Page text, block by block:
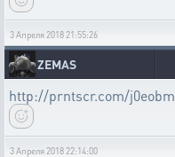
3 Апреля 2018 21:55:26
ZEMAS
http://prntscr.com/j0eobm
3 Апреля 2018 22:14:00